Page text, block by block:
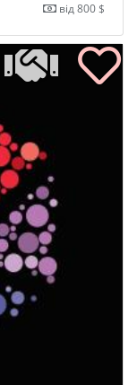
від 800 $